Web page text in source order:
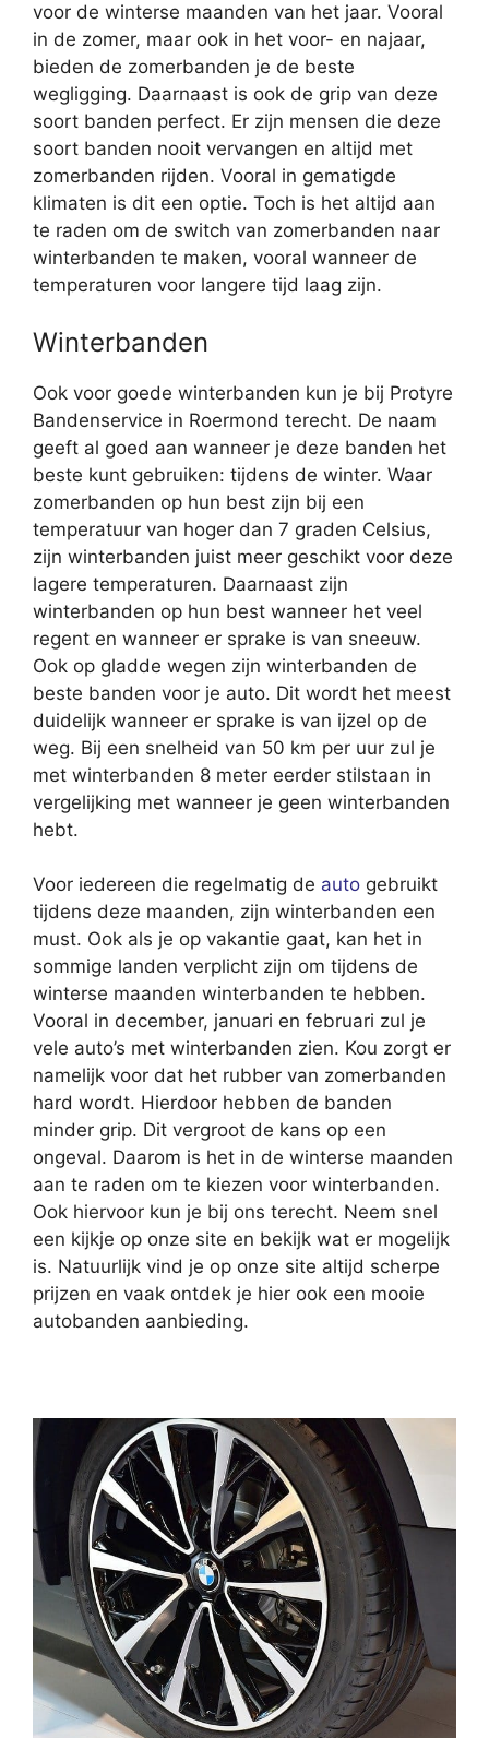
voor de winterse maanden van het jaar. Vooral
in de zomer, maar ook in het voor- en najaar,
bieden de zomerbanden je de beste
wegligging. Daarnaast is ook de grip van deze
soort banden perfect. Er zijn mensen die deze
soort banden nooit vervangen en altijd met
zomerbanden rijden. Vooral in gematigde
klimaten is dit een optie. Toch is het altijd aan
te raden om de switch van zomerbanden naar
winterbanden te maken, vooral wanneer de
temperaturen voor langere tijd laag zijn.
Winterbanden
Ook voor goede winterbanden kun je bij Protyre
Bandenservice in Roermond terecht. De naam
geeft al goed aan wanneer je deze banden het
beste kunt gebruiken: tijdens de winter. Waar
zomerbanden op hun best zijn bij een
temperatuur van hoger dan 7 graden Celsius,
zijn winterbanden juist meer geschikt voor deze
lagere temperaturen. Daarnaast zijn
winterbanden op hun best wanneer het veel
regent en wanneer er sprake is van sneeuw.
Ook op gladde wegen zijn winterbanden de
beste banden voor je auto. Dit wordt het meest
duidelijk wanneer er sprake is van ijzel op de
weg. Bij een snelheid van 50 km per uur zul je
met winterbanden 8 meter eerder stilstaan in
vergelijking met wanneer je geen winterbanden
hebt.
Voor iedereen die regelmatig de auto gebruikt
tijdens deze maanden, zijn winterbanden een
must. Ook als je op vakantie gaat, kan het in
sommige landen verplicht zijn om tijdens de
winterse maanden winterbanden te hebben.
Vooral in december, januari en februari zul je
vele auto’s met winterbanden zien. Kou zorgt er
namelijk voor dat het rubber van zomerbanden
hard wordt. Hierdoor hebben de banden
minder grip. Dit vergroot de kans op een
ongeval. Daarom is het in de winterse maanden
aan te raden om te kiezen voor winterbanden.
Ook hiervoor kun je bij ons terecht. Neem snel
een kijkje op onze site en bekijk wat er mogelijk
is. Natuurlijk vind je op onze site altijd scherpe
prijzen en vaak ontdek je hier ook een mooie
autobanden aanbieding.